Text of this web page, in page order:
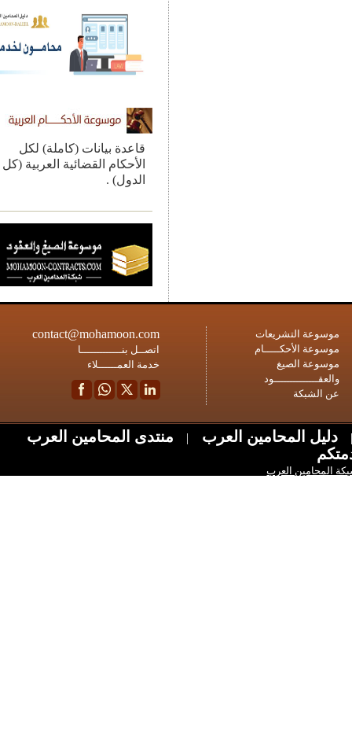
قاعدة بيانات (كاملة) لكل
الأحكام القضائية العربية (كل
الدول) .
التشريعات
الأحكـــــام
الصيغ
contact@mohamoon.com
اتصــل بنـــــــــــــا
خدمة العمــــــلاء
المحامين العرب |
منتدى المحامين العرب
العرب